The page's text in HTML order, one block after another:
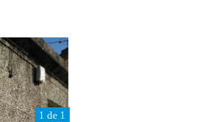
1 de 1